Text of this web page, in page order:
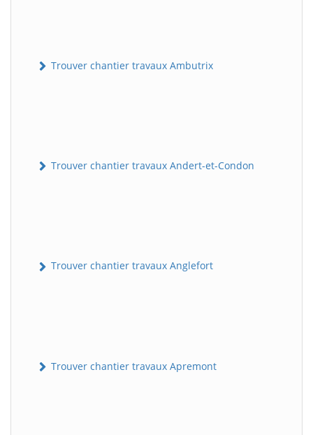
Trouver chantier travaux Ambutrix
Trouver chantier travaux Andert-et-Condon
Trouver chantier travaux Anglefort
Trouver chantier travaux Apremont